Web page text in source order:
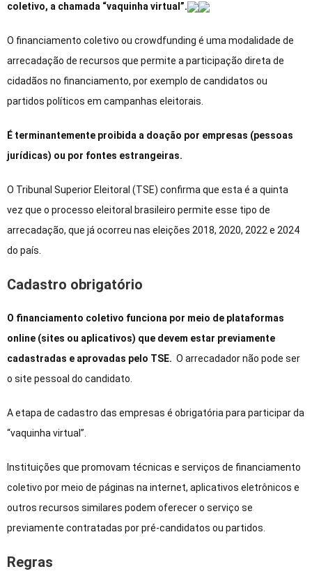
coletivo, a chamada “vaquinha virtual”.
O financiamento coletivo ou crowdfunding é uma modalidade de
arrecadação de recursos que permite a participação direta de
cidadãos no financiamento, por exemplo de candidatos ou
partidos políticos em campanhas eleitorais.
É terminantemente proibida a doação por empresas (pessoas
jurídicas) ou por fontes estrangeiras.
O Tribunal Superior Eleitoral (TSE) confirma que esta é a quinta
vez que o processo eleitoral brasileiro permite esse tipo de
arrecadação, que já ocorreu nas eleições 2018, 2020, 2022 e 2024
do país.
Cadastro obrigatório
O financiamento coletivo funciona por meio de plataformas
online (sites ou aplicativos) que devem estar previamente
cadastradas e aprovadas pelo TSE. O arrecadador não pode ser
o site pessoal do candidato.
A etapa de cadastro das empresas é obrigatória para participar da
“vaquinha virtual”.
Instituições que promovam técnicas e serviços de financiamento
coletivo por meio de páginas na internet, aplicativos eletrônicos e
outros recursos similares podem oferecer o serviço se
previamente contratadas por pré-candidatos ou partidos.
Regras